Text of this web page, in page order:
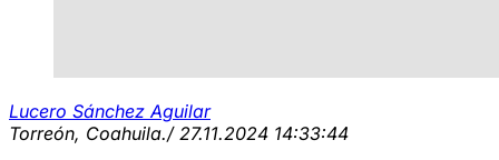
Lucero Sánchez Aguilar
Torreón, Coahuila./ 27.11.2024 14:33:44